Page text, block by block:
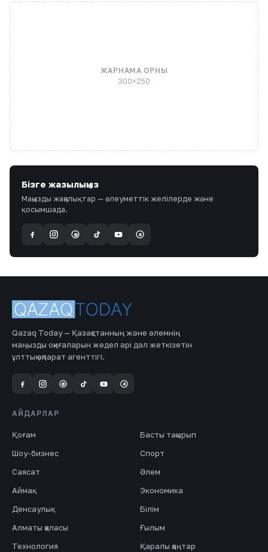
ЖАРНАМА ОРНЫ
300×250
Бізге жазылыңыз
Маңызды жаңалықтар — әлеуметтік желілерде және
қосымшада.
@ a
Qazaq Today — Қазақстанның және әлемнің
маңызды оқиғаларын жедел әрі дәл жеткізетін
ұлттық ақпарат агенттігі.
@ a
АЙДАРЛАР
Қоғам
Басты тақырып
Шоу-бизнес
Спорт
Саясат
Әлем
Аймақ
Экономика
Денсаулық
Білім
Алматы қаласы
Ғылым
Технология
Қаралы қаңтар